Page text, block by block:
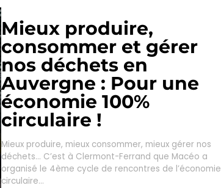
Mieux produire,
consommer et gérer
nos déchets en
Auvergne : Pour une
économie 100%
circulaire !
Mieux produire, mieux consommer, mieux gérer nos
déchets... C’est à Clermont-Ferrand que Macéo a
organisé le 4ème cycle de rencontres de l’économie
circulaire...